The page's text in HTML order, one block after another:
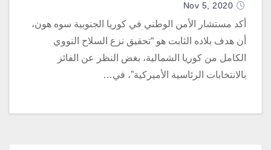
Nov 5, 2020
أكد مستشار الأمن الوطني في كوريا الجنوبية سوه هون،
أن هدف بلاده الثابت هو “تحقيق نزع السلاح النووي
الكامل من كوريا الشمالية، بغض النظر عن الفائز
بالانتخابات الرئاسية الأميركية”، في…